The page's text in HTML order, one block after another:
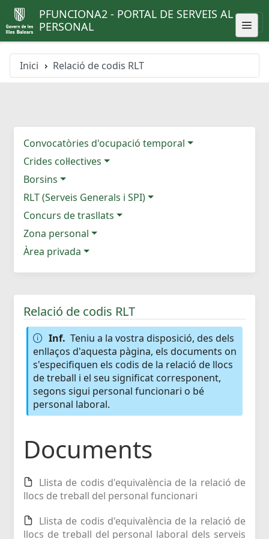
PFUNCIONA2 - PORTAL DE SERVEIS AL
PERSONAL
Inici Relació de codis RLT
Convocatòries d'ocupació temporal
Crides col·lectives
Borsins
RLT (Serveis Generals i SPI)
Concurs de trasllats
Zona personal
Àrea privada
Relació de codis RLT
Inf. Teniu a la vostra disposició, des dels
enllaços d'aquesta pàgina, els documents on
s'especifiquen els codis de la relació de llocs
de treball i el seu significat corresponent,
segons sigui personal funcionari o bé
personal laboral.
Documents
Llista de codis d'equivalència de la relació de
llocs de treball del personal funcionari
Llista de codis d'equivalència de la relació de
llocs de treball del personal laboral dels serveis